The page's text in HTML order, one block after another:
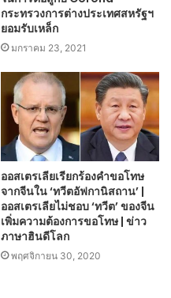
กระทรวงการต่างประเทศสหรัฐฯ
ยอมรับเหล็ก
มกราคม 23, 2021
ออสเตรเลียเรียกร้องคำขอโทษ
จากจีนใน ‘ทวีตอัฟกานิสถาน’ |
ออสเตรเลียไม่ชอบ ‘ทวีต’ ของจีน
เพิ่มความต้องการขอโทษ | ข่าว
ภาษาฮินดีโลก
พฤศจิกายน 30, 2020